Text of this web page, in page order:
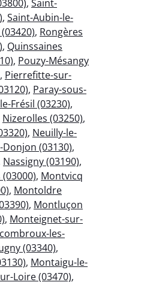
, Saint-
, Saint-Aubin-le-
, Rongères
, Quinssaines
, Pouzy-Mésangy
, Pierrefitte-sur-
, Paray-sous-
Frésil (03230),
Nizerolles (03250),
, Neuilly-le-
(03130),
Nassigny (03190),
, Montvicq
, Montoldre
, Montluçon
, Monteignet-sur-
les-
(03340),
, Montaigu-le-
Loire (03470),